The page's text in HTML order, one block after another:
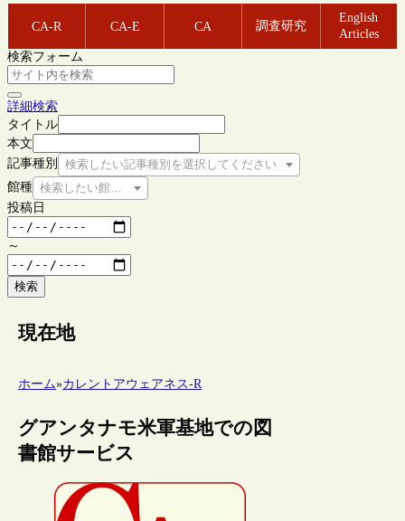
CA-R CA-E CA 調査研究
English
Articles
検索フォーム
詳細検索
タイトル
本文
記事種別
検索したい記事種別を選択してください
館種 検索したい館種を選択してください
投稿日
～
検索
現在地
ホーム»カレントアウェアネス-R
グアンタナモ米軍基地での図
書館サービス